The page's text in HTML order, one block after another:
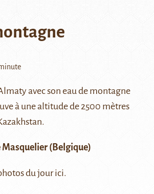
avec son eau de montagne
à une altitude de 2500 mètres
(Belgique)
du jourici.